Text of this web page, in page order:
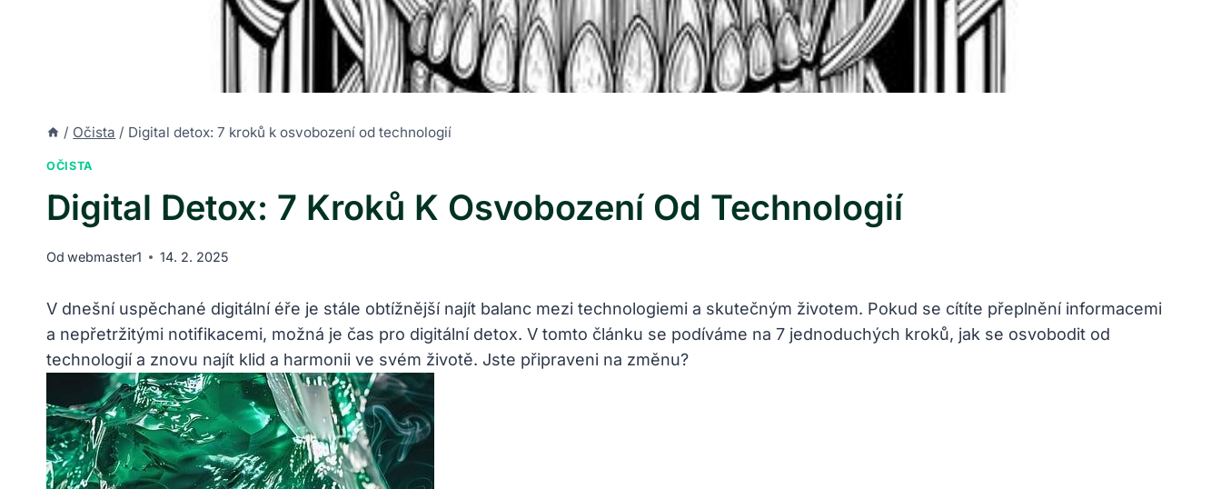
/ Očista / Digital detox: 7 kroků k osvobození od technologií
OČISTA
Digital Detox: 7 Kroků K Osvobození Od Technologií
Od webmaster1 14. 2. 2025
V dnešní uspěchané digitální éře je stále obtížnější najít balanc mezi technologiemi a skutečným životem. Pokud se cítíte přeplnění informacemi
a nepřetržitými notifikacemi, možná je čas pro digitální detox. V tomto článku se podíváme na 7 jednoduchých kroků, jak se osvobodit od
technologií a znovu najít klid a harmonii ve svém životě. Jste připraveni na změnu?